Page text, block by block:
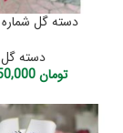
دسته گل شماره 1301
دسته گل
تومان